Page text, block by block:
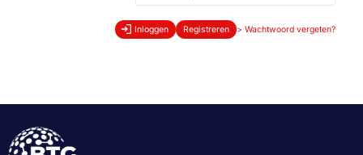
Inloggen Registreren > Wachtwoord vergeten?